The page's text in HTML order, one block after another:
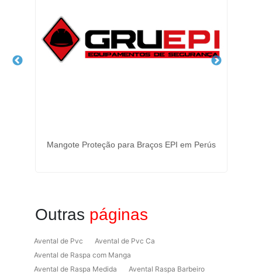
Mangote Proteção para Braços EPI em Perús
Outras páginas
Avental de Pvc
Avental de Pvc Ca
Avental de Raspa com Manga
Avental de Raspa Medida
Avental Raspa Barbeiro